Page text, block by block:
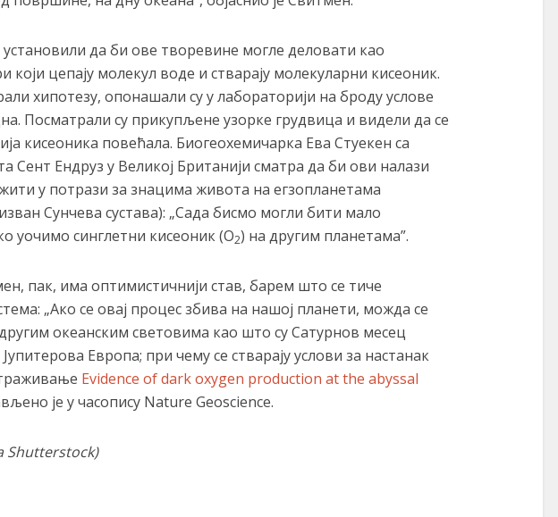
да би ове творевине могле деловати као
који цепају молекул воде и стварају молекуларни кисеоник.
хипотезу, опонашали су у лабораторији на броду услове
Посматрали су прикупљене узорке грудвица и видели да се
кисеоника повећала. Биогеохемичарка Ева Стуекен са
Сент Ендруз у Великој Британији сматра да би ови налази
у потрази за знацима живота на егзопланетама
Сунчева сустава): „Сада бисмо могли бити мало
уочимо синглетни кисеоник (О2) на другим планетама”.
пак, има оптимистичнији став, барем што се тиче
„Ако се овај процес збива на нашој планети, можда се
океанским световима као што су Сатурнов месец
Европа; при чему се стварају услови за настанак
Evidence of dark oxygen production at the abyssal
је у часопису Nature Geoscience.
Shutterstock)